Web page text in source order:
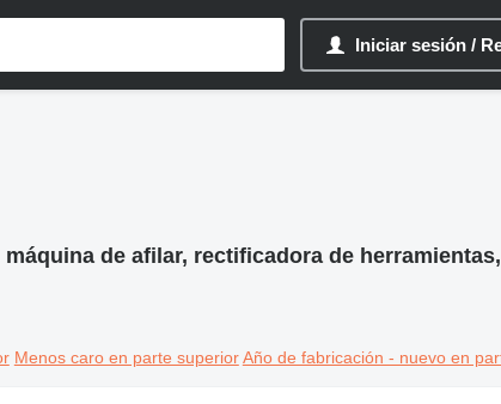
Iniciar sesión /
de afilar, rectificadora de
Menos caro en parte superior Año de fabricación - nuevo en